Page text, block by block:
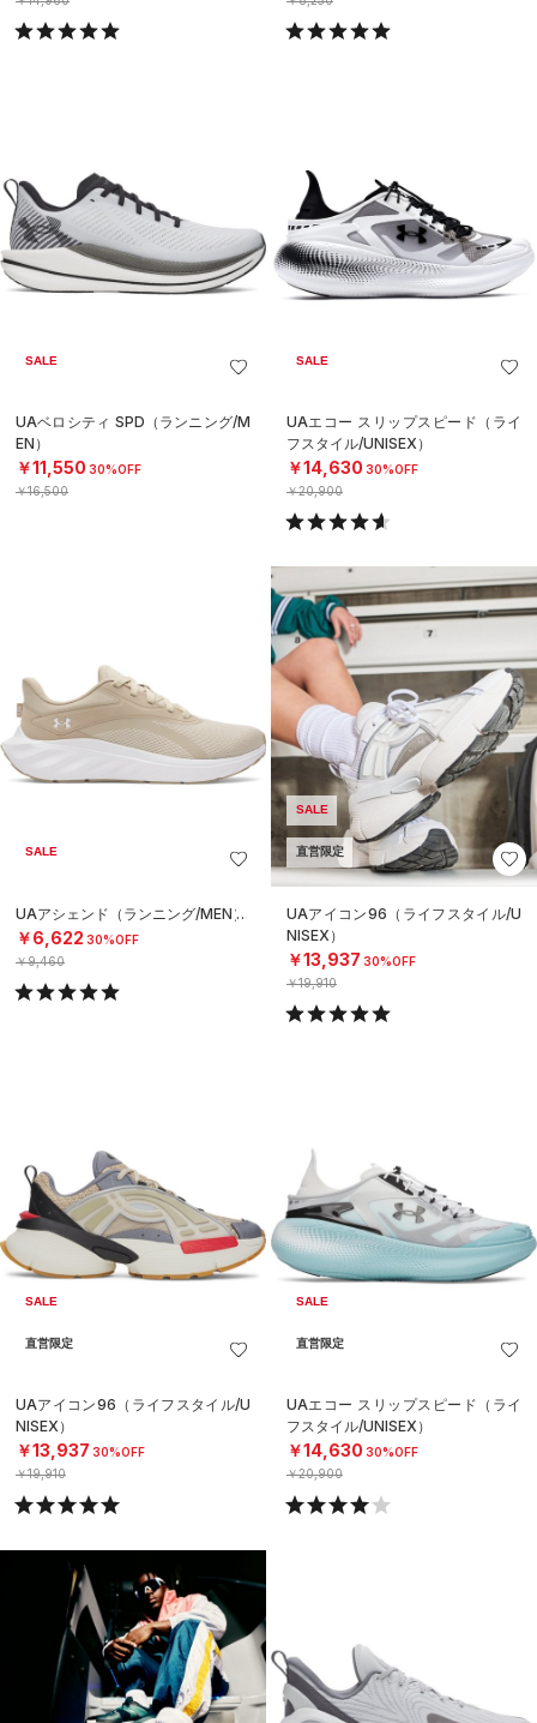
SALE
UAベロシティ SPD（ランニング/M
EN）
￥11,550 30%OFF
￥16,500
SALE
UAエコー スリップスピード（ライ
フスタイル/UNISEX）
￥14,630 30%OFF
￥20,900
SALE
UAアシェンド（ランニング/MEN）
￥6,622 30%OFF
￥9,460
SALE
直営限定
UAアイコン96（ライフスタイル/U
NISEX）
￥13,937 30%OFF
￥19,910
SALE
直営限定
UAアイコン96（ライフスタイル/U
NISEX）
￥13,937 30%OFF
￥19,910
SALE
直営限定
UAエコー スリップスピード（ライ
フスタイル/UNISEX）
￥14,630 30%OFF
￥20,900